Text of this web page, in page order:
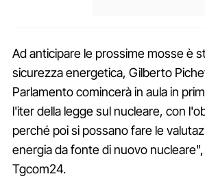
Ad anticipare le prossime mosse è
sicurezza energetica, Gilberto
Parlamento comincerà in aula in
l'iter della legge sul nucleare, con
perché poi si possano fare le
energia da fonte di nuovo
Tgcom24.